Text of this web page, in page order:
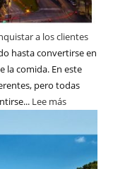
a los clientes
hasta convertirse en
la comida. En este
pero todas
Lee más